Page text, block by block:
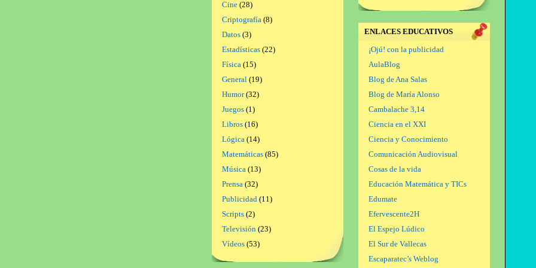
Cine(28)
Criptografía(8)
Datos(3)
Estadísticas(22)
Física(15)
General(19)
Humor(32)
Juegos(1)
Libros(16)
Lógica(14)
Matemáticas(85)
Música(13)
Prensa(32)
Publicidad(11)
Scripts(2)
Televisión(23)
Vídeos(53)
ENLACES EDUCATIVOS
¡Ojú! con la publicidad
AulaBlog
Blog de Ana Salas
Blog de María Alonso
Cambalache 3,14
Ciencia en el XXI
Ciencia y Conocimiento
Comunicación Audiovisual
Cosas de la vida
Educación Matemática y TICs
Edumate
Efervescente2H
El Espejo Lúdico
El Sur de Vallecas
Escaparatec’s Weblog